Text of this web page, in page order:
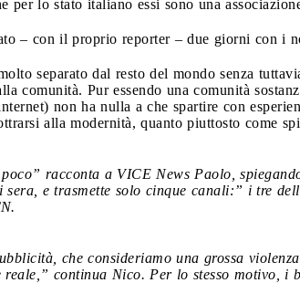
per lo stato italiano essi sono una
– con il proprio reporter – due giorni con i
separato dal resto del mondo senza
comunità. Pur essendo una comunità
non ha nulla a che spartire con
alla modernità, quanto piuttosto come
racconta a VICE News Paolo,
sera, e trasmette solo cinque canali:” i tre
che consideriamo una grossa
reale,” continua Nico. Per lo stesso motivo,